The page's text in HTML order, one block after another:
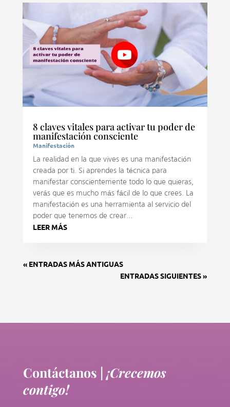
8 claves vitales para activar tu poder de
manifestación consciente
Manifestación
La realidad en la que vives es una manifestación
creada por ti. Si aprendes la técnica para
manifestar conscientemente todo lo que quieras,
verás que es mucho más fácil de lo que crees. La
manifestación es una herramienta al servicio del
poder que tenemos de crear...
LEER MÁS
« ENTRADAS MÁS ANTIGUAS
ENTRADAS SIGUIENTES »
Contáctanos | ¡Crecemos
contigo!